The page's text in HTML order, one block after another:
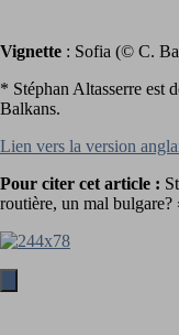
Vignette : Sofia (© C.
* Stéphan Altasserre est
Balkans.
Lien vers la version
Pour citer cet article :
routière, un mal bulgare?